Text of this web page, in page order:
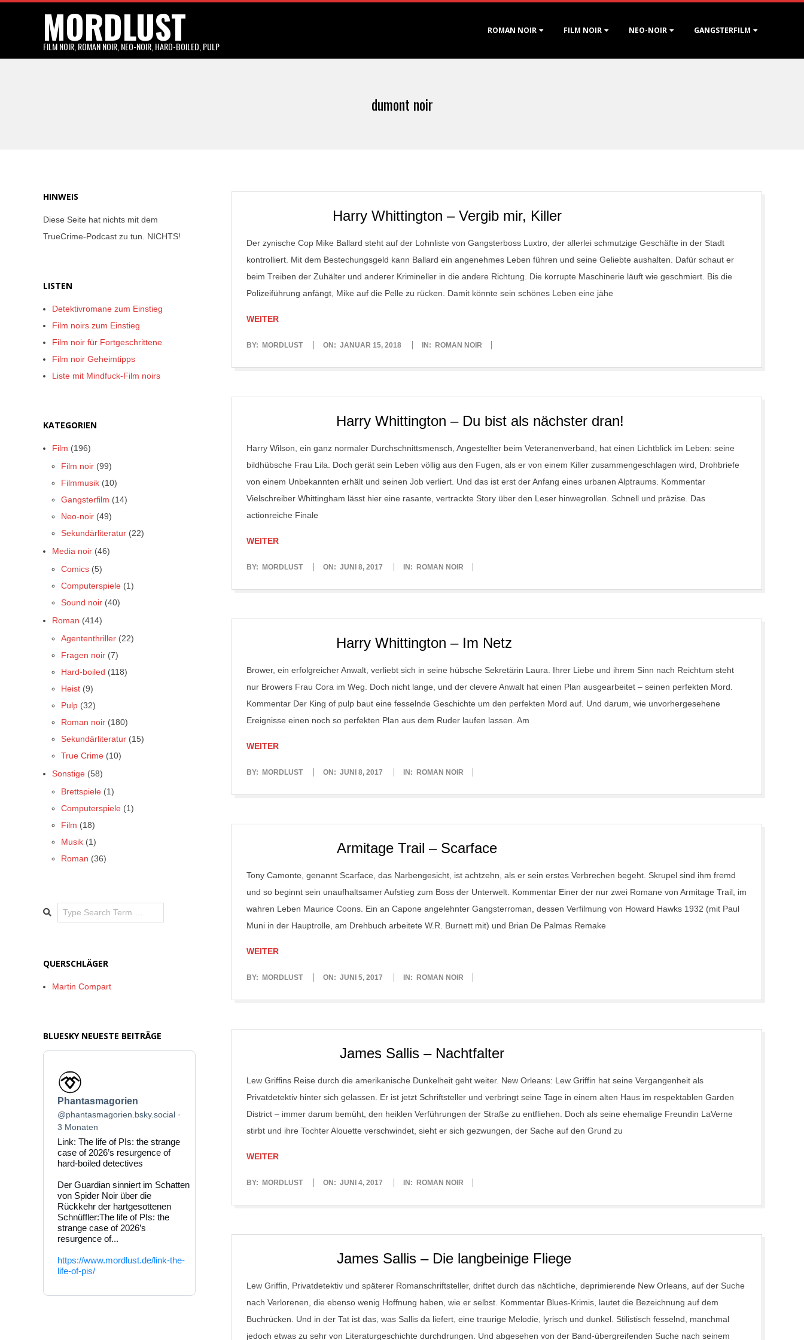
MORDLUST
FILM NOIR, ROMAN NOIR, NEO-NOIR, HARD-BOILED, PULP
ROMAN NOIR FILM NOIR NEO-NOIR GANGSTERFILM
dumont noir
Harry Whittington – Vergib mir, Killer
Der zynische Cop Mike Ballard steht auf der Lohnliste von Gangsterboss Luxtro, der allerlei schmutzige Geschäfte in der Stadt
kontrolliert. Mit dem Bestechungsgeld kann Ballard ein angenehmes Leben führen und seine Geliebte aushalten. Dafür schaut er
beim Treiben der Zuhälter und anderer Krimineller in die andere Richtung. Die korrupte Maschinerie läuft wie geschmiert. Bis die
Polizeiführung anfängt, Mike auf die Pelle zu rücken. Damit könnte sein schönes Leben eine jähe
WEITER
2018-
BY: MORDLUST ON: JANUAR 15, 2018 IN: ROMAN NOIR
Harry Whittington – Du bist als nächster dran!
Harry Wilson, ein ganz normaler Durchschnittsmensch, Angestellter beim Veteranenverband, hat einen Lichtblick im Leben: seine
bildhübsche Frau Lila. Doch gerät sein Leben völlig aus den Fugen, als er von einem Killer zusammengeschlagen wird, Drohbriefe
von einem Unbekannten erhält und seinen Job verliert. Und das ist erst der Anfang eines urbanen Alptraums. Kommentar
Vielschreiber Whittingham lässt hier eine rasante, vertrackte Story über den Leser hinwegrollen. Schnell und präzise. Das
actionreiche Finale
WEITER
2017-
BY: MORDLUST ON: JUNI 8, 2017 IN: ROMAN NOIR
Harry Whittington – Im Netz
Brower, ein erfolgreicher Anwalt, verliebt sich in seine hübsche Sekretärin Laura. Ihrer Liebe und ihrem Sinn nach Reichtum steht
nur Browers Frau Cora im Weg. Doch nicht lange, und der clevere Anwalt hat einen Plan ausgearbeitet – seinen perfekten Mord.
Kommentar Der King of pulp baut eine fesselnde Geschichte um den perfekten Mord auf. Und darum, wie unvorhergesehene
Ereignisse einen noch so perfekten Plan aus dem Ruder laufen lassen. Am
WEITER
2017-
BY: MORDLUST ON: JUNI 8, 2017 IN: ROMAN NOIR
Armitage Trail – Scarface
Tony Camonte, genannt Scarface, das Narbengesicht, ist achtzehn, als er sein erstes Verbrechen begeht. Skrupel sind ihm fremd
und so beginnt sein unaufhaltsamer Aufstieg zum Boss der Unterwelt. Kommentar Einer der nur zwei Romane von Armitage Trail, im
wahren Leben Maurice Coons. Ein an Capone angelehnter Gangsterroman, dessen Verfilmung von Howard Hawks 1932 (mit Paul
Muni in der Hauptrolle, am Drehbuch arbeitete W.R. Burnett mit) und Brian De Palmas Remake
WEITER
2017-
BY: MORDLUST ON: JUNI 5, 2017 IN: ROMAN NOIR
James Sallis – Nachtfalter
Lew Griffins Reise durch die amerikanische Dunkelheit geht weiter. New Orleans: Lew Griffin hat seine Vergangenheit als
Privatdetektiv hinter sich gelassen. Er ist jetzt Schriftsteller und verbringt seine Tage in einem alten Haus im respektablen Garden
District – immer darum bemüht, den heiklen Verführungen der Straße zu entfliehen. Doch als seine ehemalige Freundin LaVerne
stirbt und ihre Tochter Alouette verschwindet, sieht er sich gezwungen, der Sache auf den Grund zu
WEITER
2017-
BY: MORDLUST ON: JUNI 4, 2017 IN: ROMAN NOIR
James Sallis – Die langbeinige Fliege
Lew Griffin, Privatdetektiv und späterer Romanschriftsteller, driftet durch das nächtliche, deprimierende New Orleans, auf der Suche
nach Verlorenen, die ebenso wenig Hoffnung haben, wie er selbst. Kommentar Blues-Krimis, lautet die Bezeichnung auf dem
Buchrücken. Und in der Tat ist das, was Sallis da liefert, eine traurige Melodie, lyrisch und dunkel. Stilistisch fesselnd, manchmal
jedoch etwas zu sehr von Literaturgeschichte durchdrungen. Und abgesehen von der Band-übergreifenden Suche nach seinem
HINWEIS
Diese Seite hat nichts mit dem
TrueCrime-Podcast zu tun. NICHTS!
LISTEN
Detektivromane zum Einstieg
Film noirs zum Einstieg
Film noir für Fortgeschrittene
Film noir Geheimtipps
Liste mit Mindfuck-Film noirs
KATEGORIEN
Film (196)
Film noir (99)
Filmmusik (10)
Gangsterfilm (14)
Neo-noir (49)
Sekundärliteratur (22)
Media noir (46)
Comics (5)
Computerspiele (1)
Sound noir (40)
Roman (414)
Agententhriller (22)
Fragen noir (7)
Hard-boiled (118)
Heist (9)
Pulp (32)
Roman noir (180)
Sekundärliteratur (15)
True Crime (10)
Sonstige (58)
Brettspiele (1)
Computerspiele (1)
Film (18)
Musik (1)
Roman (36)
Search
QUERSCHLÄGER
Martin Compart
BLUESKY NEUESTE BEITRÄGE
Beitrag
von
Phantasmagorien
auf
Bluesky
ansehen
Phantasmagorien
@phantasmagorien.bsky.social
3 Monaten
Link: The life of PIs: the strange
case of 2026’s resurgence of
hard-boiled detectives
Der Guardian sinniert im Schatten
von Spider Noir über die
Rückkehr der hartgesottenen
Schnüffler:The life of PIs: the
strange case of 2026’s
resurgence of...
https://www.mordlust.de/link-the-
life-of-pis/